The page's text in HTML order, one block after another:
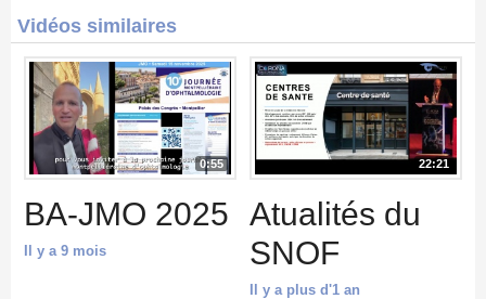
Vidéos similaires
0:55
BA-JMO 2025
Il y a 9 mois
22:21
Atualités du
SNOF
Il y a plus d'1 an